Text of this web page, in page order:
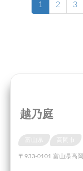
1 2 3
越乃庭
〒933-0101 富山県高